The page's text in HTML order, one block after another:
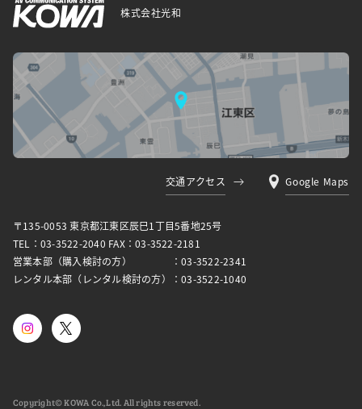
株式会社光和
交通アクセス Google Maps
〒135-0053 東京都江東区⾠⺒1丁⽬5番地25号
TEL：03-3522-2040 FAX：03-3522-2181
営業本部（購入検討の方）
：03-3522-2341
レンタル本部（レンタル検討の方）
：03-3522-1040
Copyright© KOWA Co.,Ltd. All rights reserved.